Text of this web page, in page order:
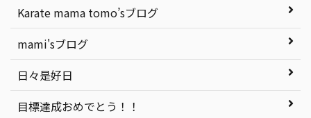
Karate mama tomo’sブログ
mami'sブログ
日々是好日
目標達成おめでとう！！